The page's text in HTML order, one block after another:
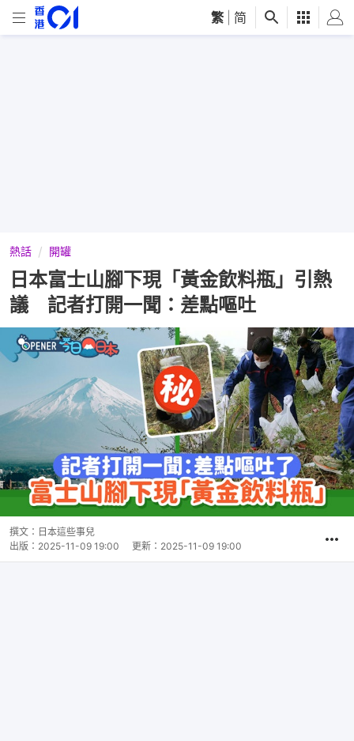
繁 简
熱話 開罐
日本富士山腳下現「黃金飲料瓶」引熱
議 記者打開一聞：差點嘔吐
撰文： 日本這些事兒
出版： 2025-11-09 19:00 更新： 2025-11-09 19:00